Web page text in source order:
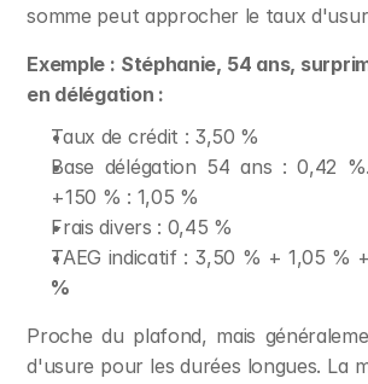
somme peut approcher le taux
Exemple : Stéphanie, 54 ans,
en délégation :
Taux de crédit : 3,50 %
Base délégation 54 ans : 0,42
+150 % : 1,05 %
Frais divers : 0,45 %
TAEG indicatif : 3,50 % + 1,05 %
%
Proche du plafond, mais
d'usure pour les durées longues. La